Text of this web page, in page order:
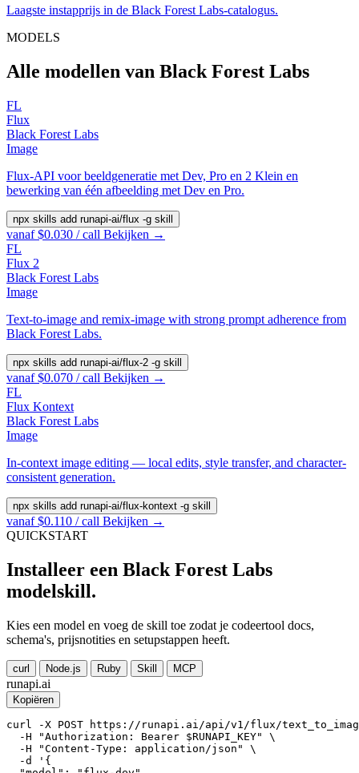
Laagste instapprijs in de Black Forest Labs-catalogus.
MODELS
Alle modellen van Black Forest Labs
FL
Flux
Black Forest Labs
Image
Flux-API voor beeldgeneratie met Dev, Pro en 2 Klein en
bewerking van één afbeelding met Dev en Pro.
npx skills add runapi-ai/flux -g skill
vanaf $0.030 / call Bekijken →
FL
Flux 2
Black Forest Labs
Image
Text-to-image and remix-image with strong prompt adherence from
Black Forest Labs.
npx skills add runapi-ai/flux-2 -g skill
vanaf $0.070 / call Bekijken →
FL
Flux Kontext
Black Forest Labs
Image
In-context image editing — local edits, style transfer, and character-
consistent generation.
npx skills add runapi-ai/flux-kontext -g skill
vanaf $0.110 / call Bekijken →
QUICKSTART
Installeer een Black Forest Labs
modelskill.
Kies een model en voeg de skill toe zodat je codeertool docs,
schema's, prijsnotities en setupstappen heeft.
curl Node.js Ruby Skill MCP
runapi.ai
Kopiëren
curl -X POST https://runapi.ai/api/v1/flux/
  -H "Authorization: Bearer $RUNAPI_KEY" \
  -H "Content-Type: application/json" \
  -d '{